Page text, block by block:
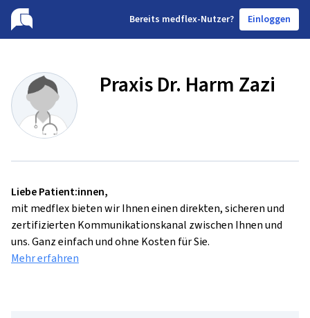
Bereits medflex-Nutzer? Einloggen
Praxis Dr. Harm Zazi
Liebe Patient:innen,
mit medflex bieten wir Ihnen einen direkten, sicheren und
zertifizierten Kommunikationskanal zwischen Ihnen und
uns. Ganz einfach und ohne Kosten für Sie.
Mehr erfahren